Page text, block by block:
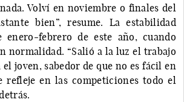
Volví en noviembre o finales del
bien”, resume. La estabilidad
febrero de este año, cuando
normalidad. “Salió a la luz el trabajo
el joven, sabedor de que no es fácil en
refleje en las competiciones todo el